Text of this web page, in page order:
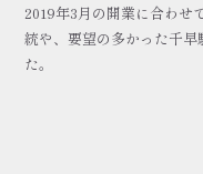
2019年3月の開業に合わせ
統や、要望の多かった千
た。